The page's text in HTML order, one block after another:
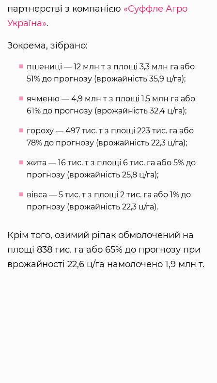
партнерстві з компанією «Суффле Агро
Україна».
Зокрема, зібрано:
пшениці — 12 млн т з площі 3,3 млн га або
51% до прогнозу (врожайність 35,9 ц/га);
ячменю — 4,9 млн т з площі 1,5 млн га або
61% до прогнозу (врожайність 32,4 ц/га);
гороху — 497 тис. т з площі 223 тис. га або
78% до прогнозу (врожайність 22,3 ц/га);
жита — 16 тис. т з площі 6 тис. га або 5% до
прогнозу (врожайність 25,8 ц/га);
вівса — 5 тис. т з площі 2 тис. га або 1% до
прогнозу (врожайність 22,3 ц/га).
Крім того, озимий ріпак обмолочений на
площі 838 тис. га або 65% до прогнозу при
врожайності 22,6 ц/га намолочено 1,9 млн т.